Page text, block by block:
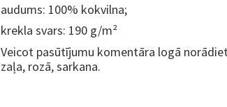
audums: 100% kokvilna;
krekla svars: 190 g/m²
Veicot pasūtījumu komentāra logā
zaļa, rozā, sarkana.